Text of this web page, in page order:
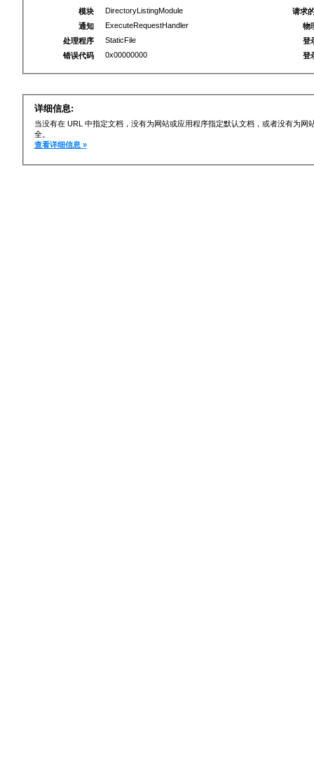
模块
DirectoryListingModule
通知
ExecuteRequestHandler
处理程序
StaticFile
错误代码
0x00000000
请求
物
登
登
详细信息:
当没有在 URL 中指定文档，没有为网站或应用程序指定默认文档，或者没有为
全。
查看详细信息 »